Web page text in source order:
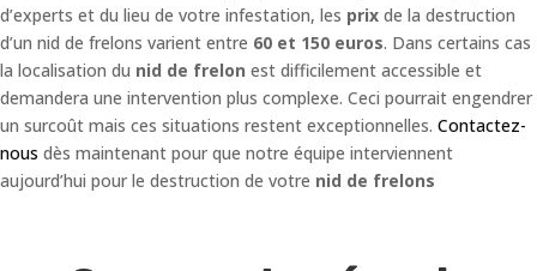
d’experts et du lieu de votre infestation, les prix de la destruction
d’un nid de frelons varient entre 60 et 150 euros. Dans certains cas
la localisation du nid de frelon est difficilement accessible et
demandera une intervention plus complexe. Ceci pourrait engendrer
un surcoût mais ces situations restent exceptionnelles. Contactez-
nous dès maintenant pour que notre équipe interviennent
aujourd’hui pour le destruction de votre nid de frelons